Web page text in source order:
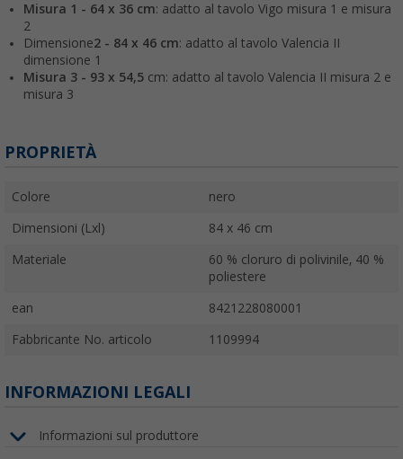
Misura 1 - 64 x 36 cm: adatto al tavolo Vigo misura 1 e misura
2
Dimensione2 - 84 x 46 cm: adatto al tavolo Valencia II
dimensione 1
Misura 3 - 93 x 54,5 cm: adatto al tavolo Valencia II misura 2 e
misura 3
PROPRIETÀ
Colore nero
Dimensioni (Lxl) 84 x 46 cm
Materiale
60 % cloruro di polivinile, 40 %
poliestere
ean 8421228080001
Fabbricante No. articolo 1109994
INFORMAZIONI LEGALI
Informazioni sul produttore